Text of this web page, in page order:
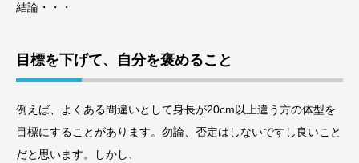
結論・・・
目標を下げて、自分を褒めること
例えば、よくある間違いとして身長が20cm以上違う方の体型を
目標にすることがあります。勿論、否定はしないですし良いこと
だと思います。しかし、